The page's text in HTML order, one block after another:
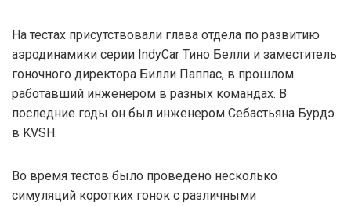
На тестах присутствовали глава отдела по развитию
аэродинамики серии IndyCar Тино Белли и заместитель
гоночного директора Билли Паппас, в прошлом
работавший инженером в разных командах. В
последние годы он был инженером Себастьяна Бурдэ
в KVSH.
Во время тестов было проведено несколько
симуляций коротких гонок с различными